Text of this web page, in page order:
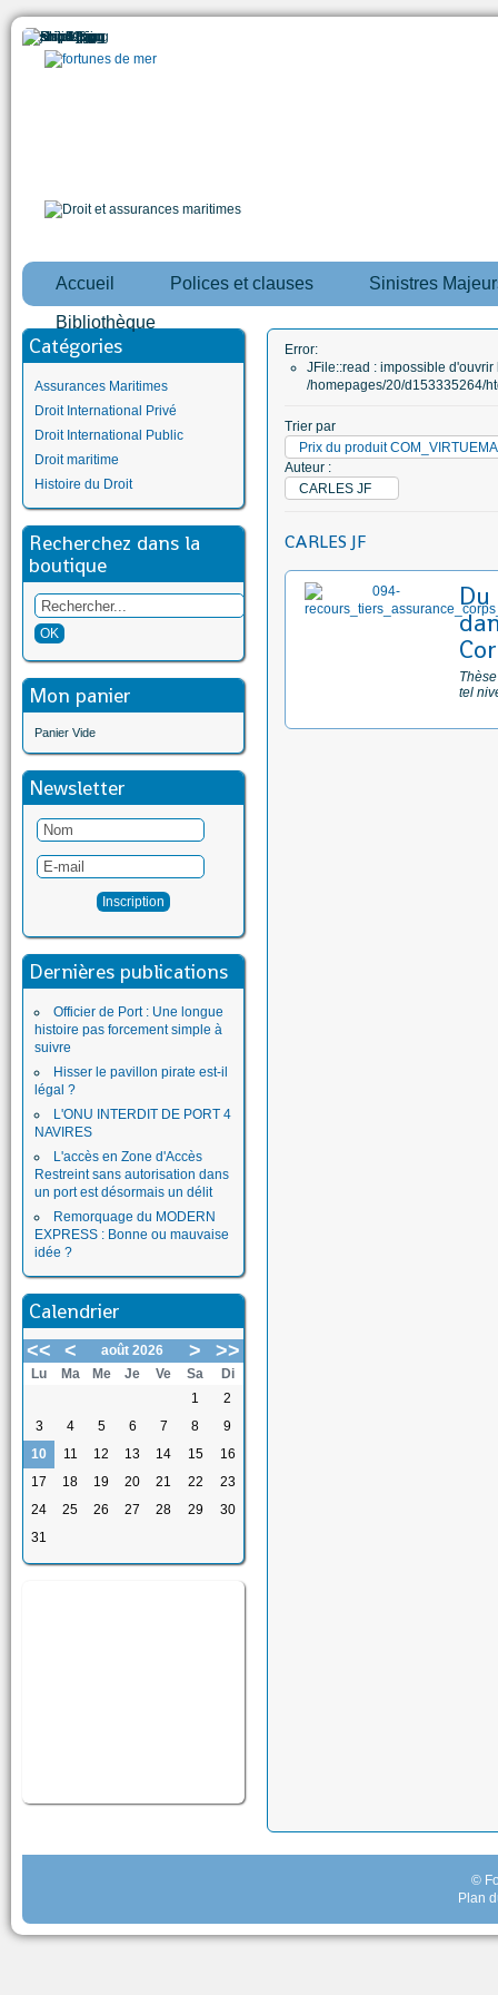
Accueil Polices et clauses Sinistres
Bibliothèque
Catégories
Assurances Maritimes
Droit International Privé
Droit International Public
Droit maritime
Histoire du Droit
Recherchez dans la
boutique
Mon panier
Panier Vide
Newsletter
Dernières publications
Officier de Port : Une longue
histoire pas forcement simple à
suivre
Hisser le pavillon pirate est-il
légal ?
L'ONU INTERDIT DE PORT 4
NAVIRES
L'accès en Zone d'Accès
Restreint sans autorisation dans
un port est désormais un délit
Remorquage du MODERN
EXPRESS : Bonne ou mauvaise
idée ?
Calendrier
<< < août 2026 > >>
Lu Ma Me Je Ve Sa
Di
1
2
3
4 5 6 7 8
9
10
11 12 13 14 15
16
17
18 19 20 21 22
23
24
25 26 27 28 29
30
31
Error:
JFile::read : impossible d'ouvrir
/homepages/20/d153335264/
Trier par
Prix du produit
Auteur :
CARLES JF
CARLES JF
tel
©
Plan